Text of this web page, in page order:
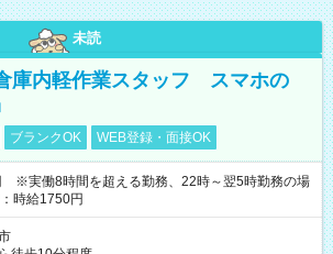
未読
庫内軽作業スタッフ スマホの
ブランクOK WEB登録・面接OK
※実働8時間を超える勤務、22時～翌5時勤務の場
時給1750円